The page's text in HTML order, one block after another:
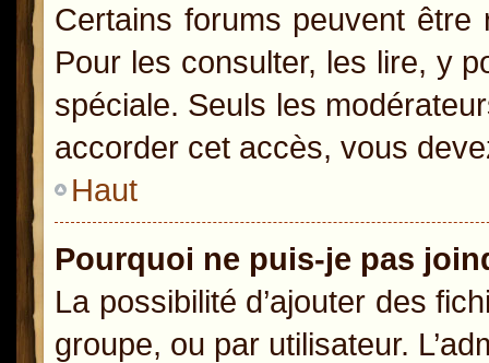
Certains forums peuvent
Pour les consulter, les lire, y
spéciale. Seuls les
accorder cet accès, vous
Haut
Pourquoi ne puis-je pas
La possibilité d’ajouter des
groupe, ou par utilisateur.